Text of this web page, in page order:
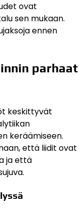
ovat
sen mukaan.
ennen
parhaat
keskittyvät
keräämiseen.
että liidit ovat
ja että